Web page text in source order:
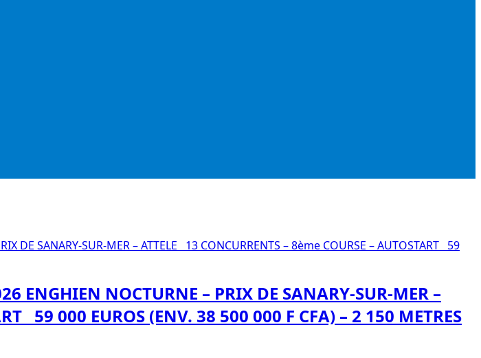
ENGHIEN NOCTURNE – PRIX DE SANARY-SUR-MER –
59 000 EUROS (ENV. 38 500 000 F CFA) – 2 150 METRES